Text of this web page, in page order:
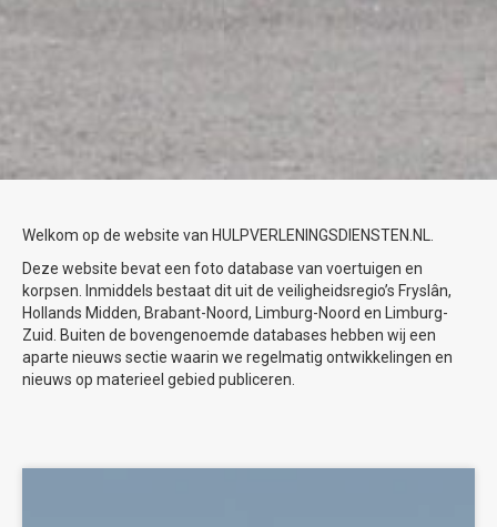
Welkom op de website van HULPVERLENINGSDIENSTEN.NL.
Deze website bevat een foto database van voertuigen en
korpsen. Inmiddels bestaat dit uit de veiligheidsregio’s Fryslân,
Hollands Midden, Brabant-Noord, Limburg-Noord en Limburg-
Zuid. Buiten de bovengenoemde databases hebben wij een
aparte nieuws sectie waarin we regelmatig ontwikkelingen en
nieuws op materieel gebied publiceren.